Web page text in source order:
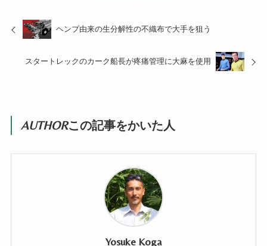
ヘンプ由来の生分解性の不織布で大手を狙う
スタートレックのカーク船長が疼痛管理に大麻を使用
AUTHORこの記事をかいた人
Yosuke Koga